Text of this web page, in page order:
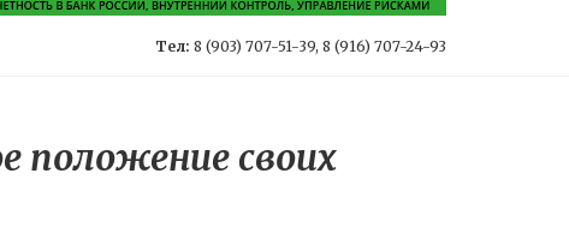
Тел: 8 (903) 707-51-39, 8 (916) 707-24-93
своих